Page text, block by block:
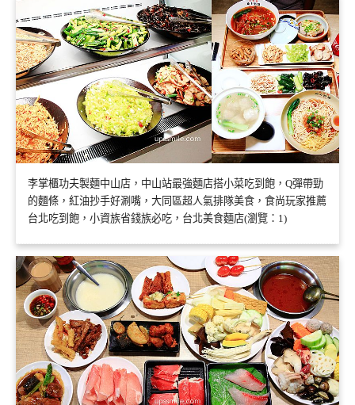
李掌櫃功夫製麵中山店，中山站最強麵店搭小菜吃到飽，Q彈帶勁
的麵條，紅油抄手好涮嘴，大同區超人氣排隊美食，食尚玩家推薦
台北吃到飽，小資族省錢族必吃，台北美食麵店(瀏覽：1)